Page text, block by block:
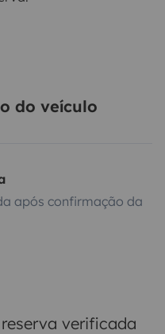
do veículo
após confirmação da
verificada